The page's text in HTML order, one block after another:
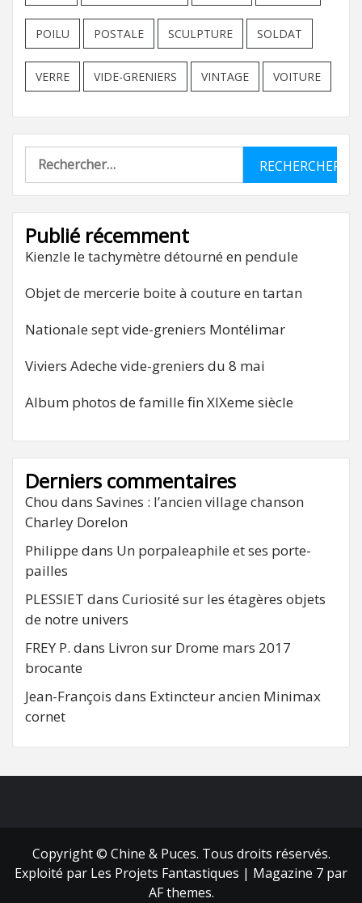
POILU POSTALE SCULPTURE SOLDAT
VERRE VIDE-GRENIERS VINTAGE VOITURE
Rechercher :
Publié récemment
Kienzle le tachymètre détourné en pendule
Objet de mercerie boite à couture en tartan
Nationale sept vide-greniers Montélimar
Viviers Adeche vide-greniers du 8 mai
Album photos de famille fin XIXeme siècle
Derniers commentaires
Chou dans Savines : l’ancien village chanson
Charley Dorelon
Philippe dans Un porpaleaphile et ses porte-
pailles
PLESSIET dans Curiosité sur les étagères objets
de notre univers
FREY P. dans Livron sur Drome mars 2017
brocante
Jean-François dans Extincteur ancien Minimax
cornet
Copyright © Chine & Puces. Tous droits réservés.
Exploité par Les Projets Fantastiques | Magazine 7 par
AF themes.